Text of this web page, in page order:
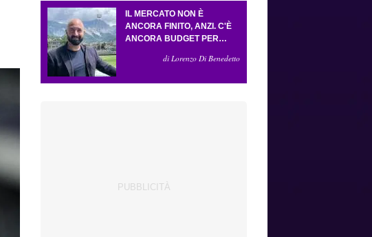
IL MERCATO NON È
ANCORA FINITO, ANZI. C'È
ANCORA BUDGET PER
COLPO IMPORTANTE E
di Lorenzo Di Benedetto